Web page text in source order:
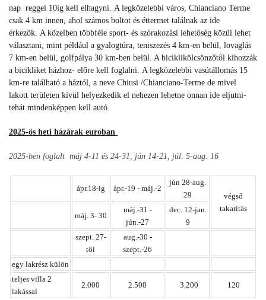
nap reggel 10ig kell elhagyni. A legközelebbi város, Chianciano Terme
csak 4 km innen, ahol számos boltot és éttermet találnak az ide
érkezők. A közelben többféle sport- és szórakozási lehetőség közül lehet
választani, mint például a gyalogtúra, teniszezés 4 km-en belül, lovaglás
7 km-en belül, golfpálya 30 km-ben belül. A biciklikölcsönzőtől kihozzák
a bicikliket házhoz- előre kell foglalni. A legközelebbi vasútállomás 15
km-re található a háztól, a neve Chiusi /Chianciano-Terme de mivel
lakott területen kívül helyezkedik el nehezen lehetne onnan ide eljutni-
tehát mindenképpen kell autó.
2025-ös heti házárak euroban
2025-ben foglalt máj 4-11 és 24-31, jún 14-21, júl. 5-aug. 16
ápr.18-ig ápr.-19 - máj.-2
jún 28-aug.
29
végső
takarítás
máj. 3- 30
máj.-31 -
jún.-27
dec. 12-jan.
9
szept. 27-
től
aug.-30 -
szept.-26
egy lakrész külön
teljes villa 2
lakással
2.000 2.500 3.200 120